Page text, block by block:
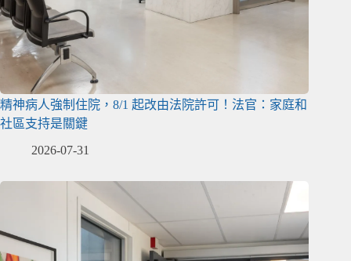
精神病人強制住院，8/1 起改由法院許可！法官：家庭和
社區支持是關鍵
2026-07-31